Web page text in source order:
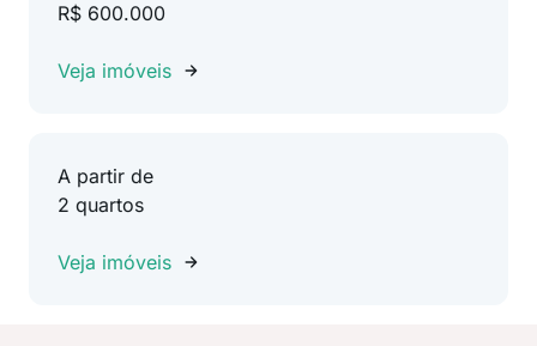
R$ 600.000
Veja imóveis
A partir de
2 quartos
Veja imóveis